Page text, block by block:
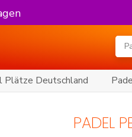
Plätze Deutschland
PADEL